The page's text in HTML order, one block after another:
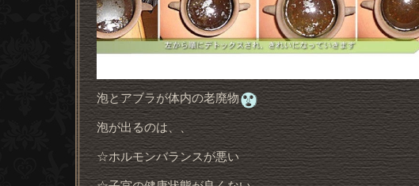
泡とアブラが体内の老廃物
泡が出るのは、、
☆ホルモンバランスが悪い